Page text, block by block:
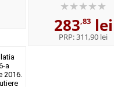
online. New 9th
Format,
283,83lei
PRP:311,90 lei